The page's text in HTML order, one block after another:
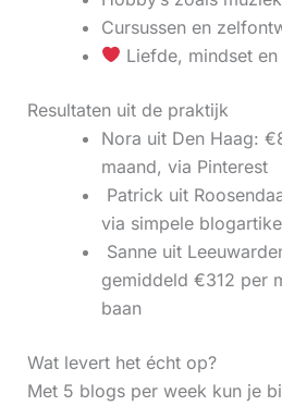
Cursussen en
Liefde, mindset
Resultaten uit de praktijk
Nora uit Den Haag:
maand, via Pinterest
Patrick uit
via simpele
Sanne uit
gemiddeld €312 per
baan
Wat levert het écht op?
Met 5 blogs per week kun je